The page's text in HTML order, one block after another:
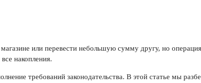
или перевести небольшую сумму другу, но операция
накопления.
требований законодательства. В этой статье мы